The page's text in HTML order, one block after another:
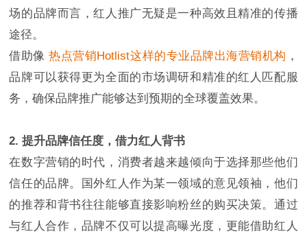
场的品牌而言，红人推广无疑是一种高效且精准的传播
途径。
借助像热点营销Hotlist这样的专业品牌出海营销机构 ，
品牌可以获得更为全面的市场调研和精准的红人匹配服
务，确保品牌推广能够达到预期的全球覆盖效果。
2. 提升品牌信任度，借力红人背书
在数字营销的时代，消费者越来越倾向于选择那些他们
信任的品牌。国外红人作为某一领域的意见领袖，他们
的推荐和背书往往能够直接影响粉丝的购买决策。通过
与红人合作，品牌不仅可以提高曝光度，更能借助红人